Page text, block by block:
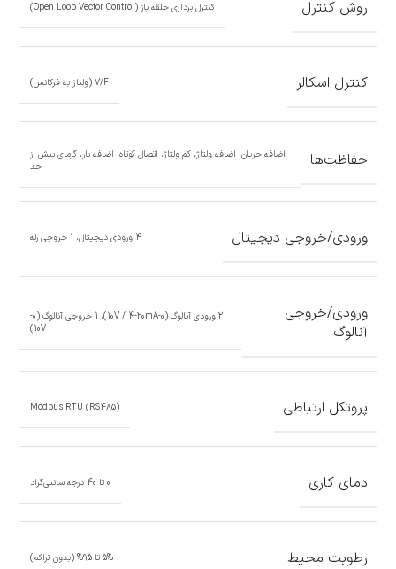
روش کنترل کنترل برداری حلقه باز (Open Loop Vector Control)
کنترل اسکالر V/F (ولتاژ به فرکانس)
حفاظت‌ها
اضافه جریان، اضافه ولتاژ، کم ولتاژ، اتصال کوتاه، اضافه بار، گرمای بیش از
حد
ورودی/خروجی دیجیتال 4 ورودی دیجیتال، 1 خروجی رله
ورودی/خروجی
آنالوگ
2 ورودی آنالوگ (0-10V / 4-20mA)، 1 خروجی آنالوگ (0-
10V)
پروتکل ارتباطی Modbus RTU (RS485)
دمای کاری 0 تا 40 درجه سانتی‌گراد
رطوبت محیط 5% تا 95% (بدون تراکم)